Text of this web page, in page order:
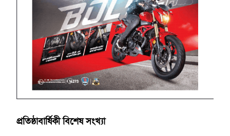
প্রতিষ্ঠাবার্ষিকী বিশেষ সংখ্যা